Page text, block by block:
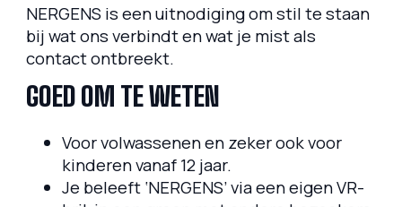
NERGENS is een uitnodiging om stil te staan
bij wat ons verbindt en wat je mist als
contact ontbreekt.
GOED OM TE WETEN
Voor volwassenen en zeker ook voor
kinderen vanaf 12 jaar.
Je beleeft ‘NERGENS’ via een eigen VR-